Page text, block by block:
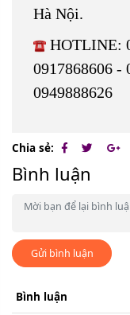
Hà Nội.
HOTLINE:
0917868606 -
0949888626
Chia sẻ:
Bình luận
Gửi bình luận
Bình luận